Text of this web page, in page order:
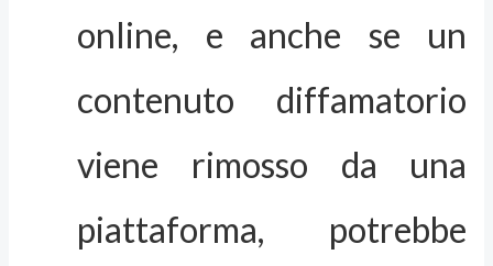
online, e anche se un
contenuto diffamatorio
viene rimosso da una
piattaforma, potrebbe